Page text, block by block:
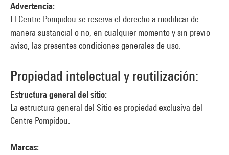
Advertencia:
El Centre Pompidou se reserva el derecho a modificar de
manera sustancial o no, en cualquier momento y sin previo
aviso, las presentes condiciones generales de uso.
Propiedad intelectual y reutilización:
Estructura general del sitio:
La estructura general del Sitio es propiedad exclusiva del
Centre Pompidou.
Marcas: